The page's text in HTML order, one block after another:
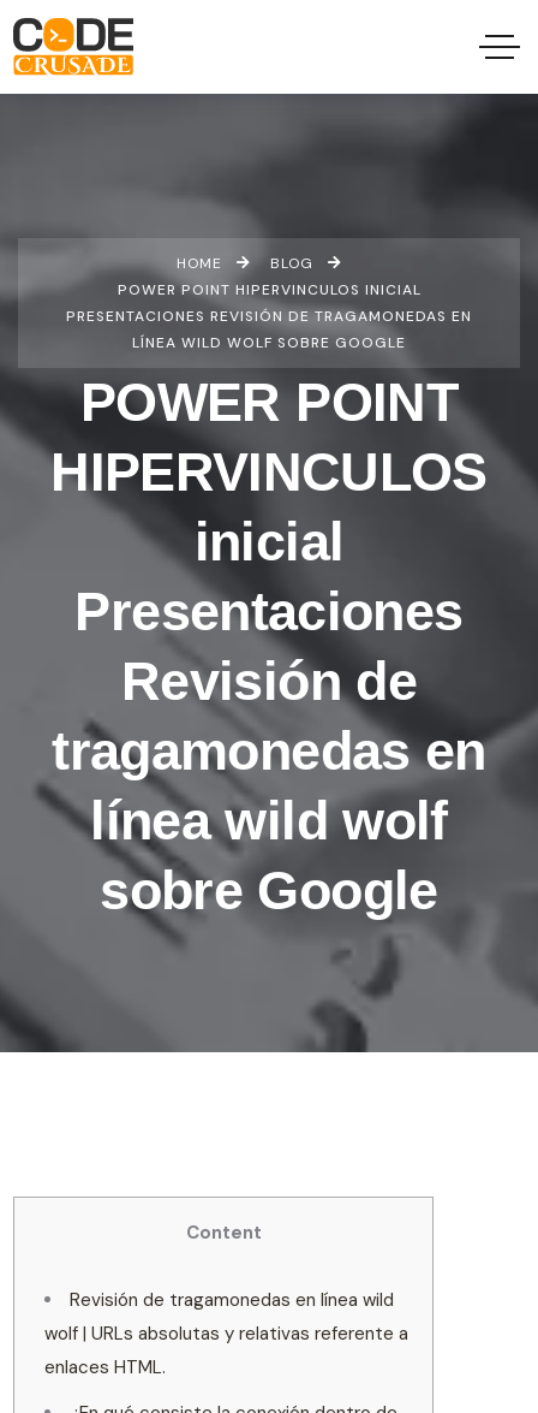
HOME
BLOG
POWER POINT HIPERVINCULOS INICIAL
PRESENTACIONES REVISIÓN DE TRAGAMONEDAS EN
LÍNEA WILD WOLF SOBRE GOOGLE
POWER POINT
HIPERVINCULOS
inicial
Presentaciones
Revisión de
tragamonedas en
línea wild wolf
sobre Google
Content
Revisión de tragamonedas en línea wild
wolf | URLs absolutas y relativas referente a
enlaces HTML.